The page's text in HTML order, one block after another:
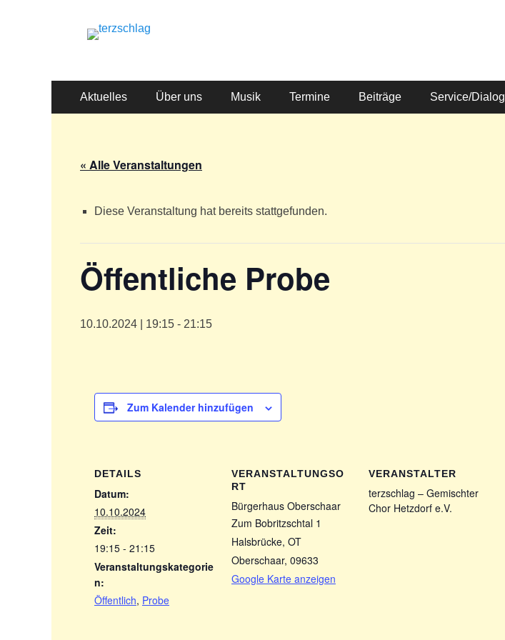
terzschlag
Gemischter Chor Hetzdorf e. V.
Primäres
Menü
Aktuelles Über uns Musik Termine Beiträge Service/Dialog
« Alle Veranstaltungen
Diese Veranstaltung hat bereits stattgefunden.
Öffentliche Probe
10.10.2024 | 19:15 - 21:15
Zum Kalender hinzufügen
DETAILS
Datum:
10.10.2024
Zeit:
19:15 - 21:15
Veranstaltungskategorie
n:
Öffentlich, Probe
VERANSTALTUNGSO
RT
Bürgerhaus Oberschaar
Zum Bobritzschtal 1
Halsbrücke, OT
Oberschaar, 09633
Google Karte anzeigen
VERANSTALTER
terzschlag – Gemischter
Chor Hetzdorf e.V.